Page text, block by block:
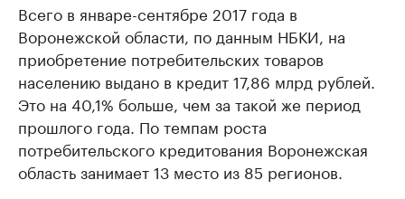
Всего в январе-сентябре 2017 года в
Воронежской области, по данным НБКИ, на
приобретение потребительских товаров
населению выдано в кредит 17,86 млрд рублей.
Это на 40,1% больше, чем за такой же период
прошлого года. По темпам роста
потребительского кредитования Воронежская
область занимает 13 место из 85 регионов.